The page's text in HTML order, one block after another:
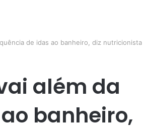
de idas ao banheiro, diz nutricionista
além da
banheiro,